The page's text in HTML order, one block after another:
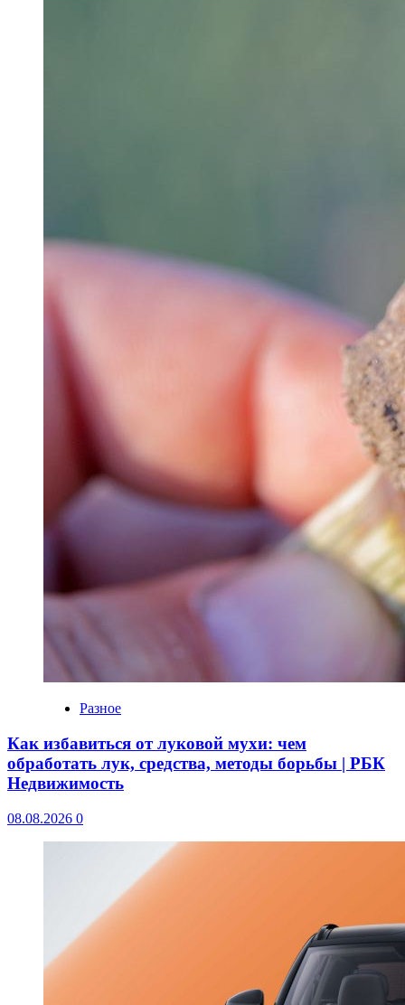
Разное
Как избавиться от луковой мухи: чем
обработать лук, средства, методы борьбы | РБК
Недвижимость
08.08.2026 0